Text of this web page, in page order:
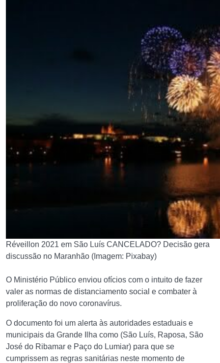
Réveillon 2021 em São Luís CANCELADO? Decisão gera
discussão no Maranhão (Imagem: Pixabay)
O Ministério Público enviou ofícios com o intuito de fazer
valer as normas de distanciamento social e combater à
proliferação do novo coronavírus.
O documento foi um alerta às autoridades estaduais e
municipais da Grande Ilha como (São Luís, Raposa, São
José do Ribamar e Paço do Lumiar) para que se
cumprissem as regras sanitárias neste momento de